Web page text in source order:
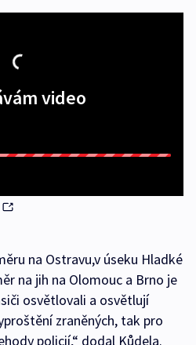
video
na Ostravu,v úseku Hladké
na jih na Olomouc a Brno je
osvětlovali a osvětlují
zraněných, tak pro
policií,“ dodal Kůdela.